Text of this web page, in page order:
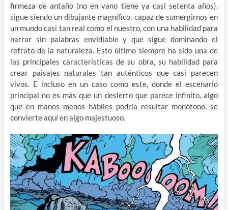
firmeza de antaño (no en vano tiene ya casi setenta años),
sigue siendo un dibujante magnífico, capaz de sumergirnos en
un mundo casi tan real como el nuestro, con una habilidad para
narrar sin palabras envidiable y que sigue dominando el
retrato de la naturaleza. Esto último siempre ha sido una de
las principales características de su obra, su habilidad para
crear paisajes naturales tan auténticos que casi parecen
vivos. E incluso en un caso como este, donde el escenario
principal no es más que un desierto que parece infinito, algo
que en manos menos hábiles podría resultar monótono, se
convierte aquí en algo majestuoso.